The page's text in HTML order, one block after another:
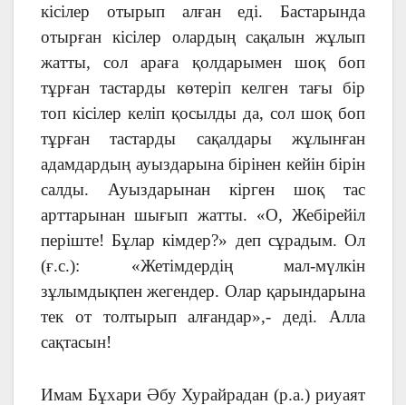
кісілер отырып алған еді. Бастарында
отырған кісілер олардың сақалын жұлып
жатты, сол араға қолдарымен шоқ боп
тұрған тастарды көтеріп келген тағы бір
топ кісілер келіп қосылды да, сол шоқ боп
тұрған тастарды сақалдары жұлынған
адамдардың ауыздарына бірінен кейін бірін
салды. Ауыздарынан кірген шоқ тас
арттарынан шығып жатты. «О, Жебірейіл
періште! Бұлар кімдер?» деп сұрадым. Ол
(ғ.с.): «Жетімдердің мал-мүлкін
зұлымдықпен жегендер. Олар қарындарына
тек от толтырып алғандар»,- деді. Алла
сақтасын!
Имам Бұхари Әбу Хурайрадан (р.а.) риуаят